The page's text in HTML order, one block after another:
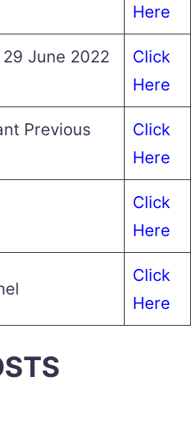
Here
June 2022
Click
Here
Previous
Click
Here
Click
Here
Click
Here